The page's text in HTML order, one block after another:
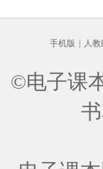
手机版 人教
©电子课